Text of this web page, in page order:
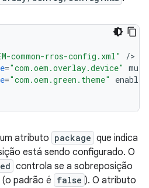
common-rros-config.xml" /
="com.oem.overlay.device"
="com.oem.green.theme" enabled
atributo package que indica
está sendo configurado. O
controla se a sobreposição
padrão é false ). O atributo